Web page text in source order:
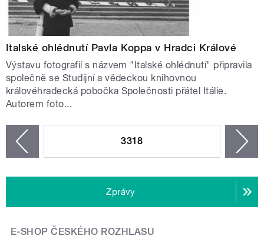
Italské ohlédnutí Pavla Koppa v Hradci Králové
Výstavu fotografií s názvem "Italské ohlédnutí" připravila
společně se Studijní a vědeckou knihovnou
královéhradecká pobočka Společnosti přátel Itálie.
Autorem foto...
3318
Zprávy
E-SHOP ČESKÉHO ROZHLASU